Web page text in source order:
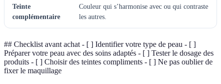
Teinte
complémentaire
Couleur qui s’harmonise avec ou qui contraste
les autres.
## Checklist avant achat - [ ] Identifier votre type de peau - [ ]
Préparer votre peau avec des soins adaptés - [ ] Tester le dosage des
produits - [ ] Choisir des teintes compliments - [ ] Ne pas oublier de
fixer le maquillage